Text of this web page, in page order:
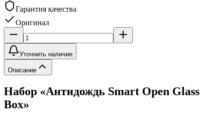
Гарантия качества
Оригинал
Уточнить наличие
Описание
Набор «Антидождь Smart Open Glass
Box»